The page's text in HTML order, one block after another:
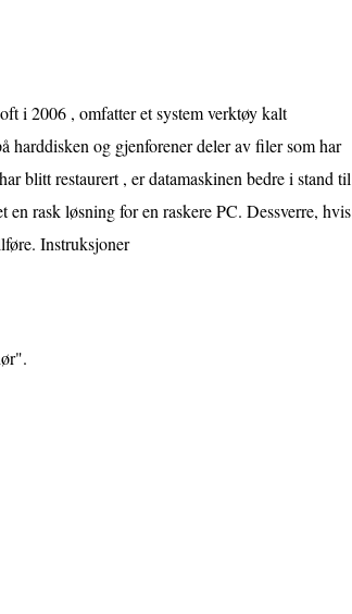
i 2006 , omfatter et system verktøy kalt
harddisken og gjenforener deler av filer som har
blitt restaurert , er datamaskinen bedre i stand til
en rask løsning for en raskere PC. Dessverre, hvis
Instruksjoner